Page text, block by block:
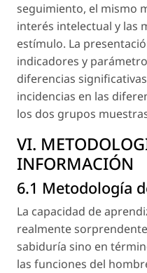
seguimiento, el mismo
interés intelectual y las
estímulo. La
indicadores y
diferencias
incidencias en las
los dos grupos
VI.
INFORMACIÓN
6.1 Metodología
La capacidad de
realmente
sabiduría sino en
las funciones del